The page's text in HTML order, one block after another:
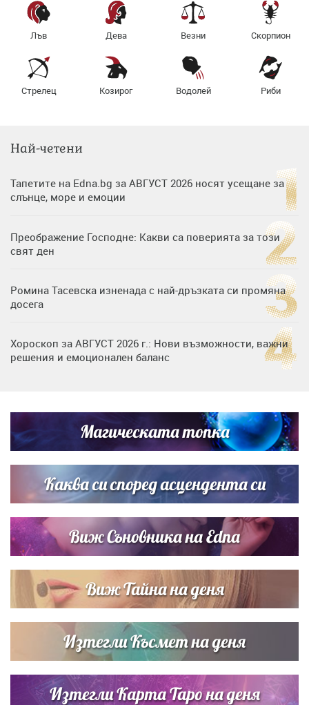
Лъв Дева Везни Скорпион
Стрелец Козирог Водолей Риби
Най-четени
Тапетите на Edna.bg за АВГУСТ 2026 носят усещане за
слънце, море и емоции
Преображение Господне: Какви са поверията за този
свят ден
Ромина Тасевска изненада с най-дръзката си промяна
досега
Хороскоп за АВГУСТ 2026 г.: Нови възможности, важни
решения и емоционален баланс
си деца на семейна морска приказка
Звездна ваканция в Майорка: Дженифър Анистън,
Кортни Кокс и Джим Къртис заедно на яхта
Магическата топка
Каква си според асцендента си
Виж Съновника на Edna
Виж Тайна на деня
Изтегли Късмет на деня
Изтегли Карта Таро на деня